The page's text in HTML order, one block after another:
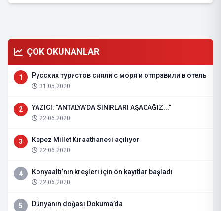
ÇOK OKUNANLAR
1 Русских туристов сняли с моря и отправили в отель
31.05.2020
2 YAZICI: "ANTALYA'DA SINIRLARI AŞACAĞIZ..."
22.06.2020
3 Kepez Millet Kıraathanesi açılıyor
22.06.2020
4 Konyaaltı’nın kreşleri için ön kayıtlar başladı
22.06.2020
5 Dünyanın doğası Dokuma’da